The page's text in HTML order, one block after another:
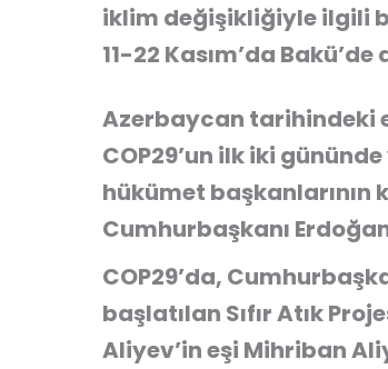
iklim değişikliğiyle ilgili
11-22 Kasım’da
Azerbaycan tarihindeki
COP29’un ilk iki
hükümet başkanlarının
Cumhurbaşkanı
COP29’da,
başlatılan Sıfır Atık
Aliyev’in eşi Mihriban